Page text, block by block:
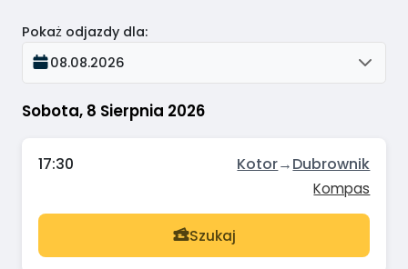
Sobota, 8 Sierpnia 2026
Pokaż odjazdy dla:
08.08.2026
17:30 Kotor→Dubrownik
Kompas
Szukaj